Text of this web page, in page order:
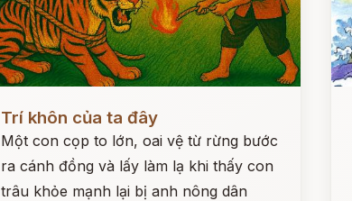
Trí khôn của ta đây
Một con cọp to lớn, oai vệ từ rừng bước
ra cánh đồng và lấy làm lạ khi thấy con
trâu khỏe mạnh lại bị anh nông dân